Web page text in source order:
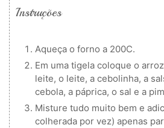
Instruções
Aqueça o forno a 200C.
Em uma tigela coloque o
leite, o leite, a cebolinha, a
cebola, a páprica, o sal e a
Misture tudo muito bem e
colherada por vez) apenas